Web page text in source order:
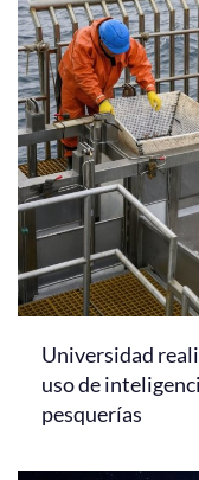
Universidad
uso de
pesquerías